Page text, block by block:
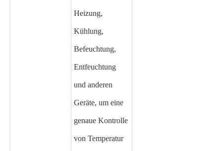
Heizung,
Kühlung,
Befeuchtung,
Entfeuchtung
und anderen
Geräte, um eine
genaue Kontrolle
von Temperatur